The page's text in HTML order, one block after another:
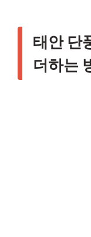
태안 단
더하는